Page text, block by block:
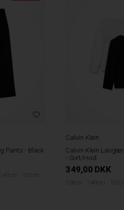
Pants - Black
140cm
152cm
Calvin Klein
Calvin Klein
- Sort/Hvid
349,00 DKK
128cm 140cm